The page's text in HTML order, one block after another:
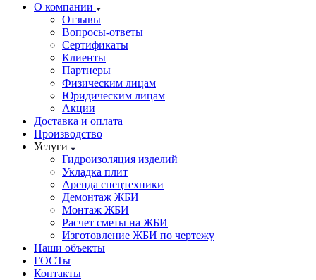
О компании
Отзывы
Вопросы-ответы
Сертификаты
Клиенты
Партнеры
Физическим лицам
Юридическим лицам
Акции
Доставка и оплата
Производство
Услуги
Гидроизоляция изделий
Укладка плит
Аренда спецтехники
Демонтаж ЖБИ
Монтаж ЖБИ
Расчет сметы на ЖБИ
Изготовление ЖБИ по чертежу
Наши объекты
ГОСТы
Контакты